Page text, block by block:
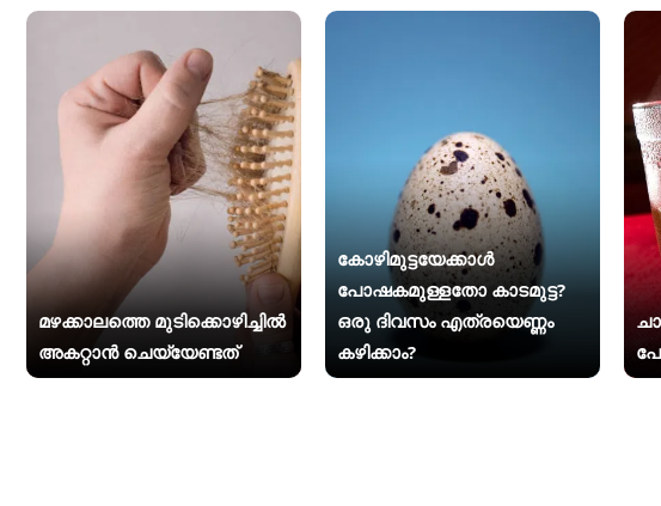
മഴക്കാലത്തെ മുടിക്കൊഴിച്ചിൽ
അകറ്റാൻ ചെയ്യേണ്ടത്
കോഴിമുട്ടയേക്കാൾ
പോഷകമുള്ളതോ കാടമുട്ട?
ഒരു ദിവസം എത്രയെണ്ണം
കഴിക്കാം?